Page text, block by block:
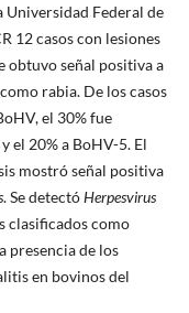
Federal de
12 casos con lesiones
obtuvo señal positiva a
rabia. De los casos
el 30% fue
el 20% a BoHV-5. El
mostró señal positiva
. Se detectóHerpesvirus
clasificados como
presencia de los
en bovinos del